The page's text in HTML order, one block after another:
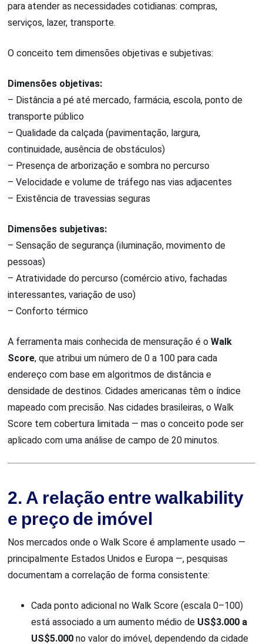
para atender as necessidades cotidianas: compras,
serviços, lazer, transporte.
O conceito tem dimensões objetivas e subjetivas:
Dimensões objetivas:
– Distância a pé até mercado, farmácia, escola, ponto de
transporte público
– Qualidade da calçada (pavimentação, largura,
continuidade, ausência de obstáculos)
– Presença de arborização e sombra no percurso
– Velocidade e volume de tráfego nas vias adjacentes
– Existência de travessias seguras
Dimensões subjetivas:
– Sensação de segurança (iluminação, movimento de
pessoas)
– Atratividade do percurso (comércio ativo, fachadas
interessantes, variação de uso)
– Conforto térmico
A ferramenta mais conhecida de mensuração é oWalk
Score, que atribui um número de 0 a 100 para cada
endereço com base em algoritmos de distância e
densidade de destinos. Cidades americanas têm o índice
mapeado com precisão. Nas cidades brasileiras, o Walk
Score tem cobertura limitada — mas o conceito pode ser
aplicado com uma análise de campo de 20 minutos.
2. A relação entre walkability
e preço de imóvel
Nos mercados onde o Walk Score é amplamente usado —
principalmente Estados Unidos e Europa —, pesquisas
documentam a correlação de forma consistente:
Cada ponto adicional no Walk Score (escala 0–100)
está associado a um aumento médio de US$3.000 a
US$5.000 no valor do imóvel, dependendo da cidade